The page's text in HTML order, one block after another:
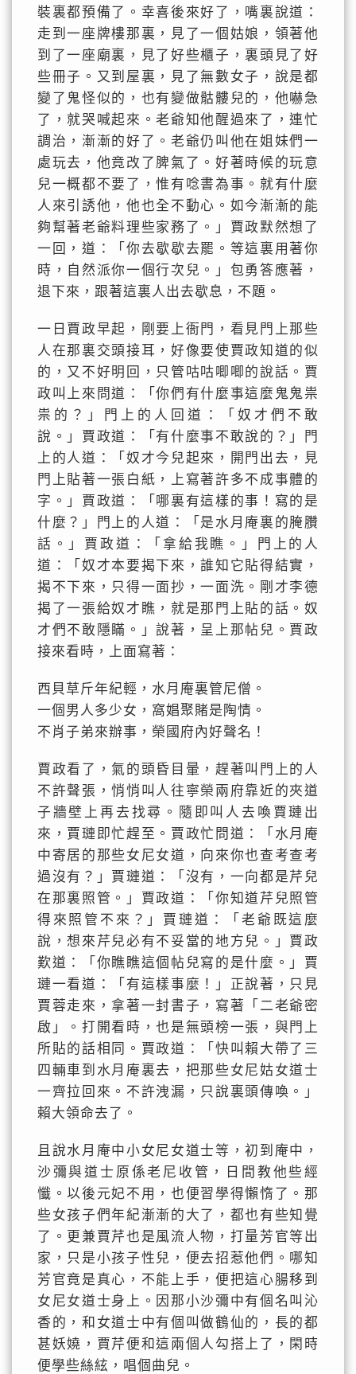
裝裏都預備了。幸喜後來好了，嘴裏說道：
走到一座牌樓那裏，見了一個姑娘，領著他
到了一座廟裏，見了好些櫃子，裏頭見了好
些冊子。又到屋裏，見了無數女子，說是都
變了鬼怪似的，也有變做骷髏兒的，他嚇急
了，就哭喊起來。老爺知他醒過來了，連忙
調治，漸漸的好了。老爺仍叫他在姐妹們一
處玩去，他竟改了脾氣了。好著時候的玩意
兒一概都不要了，惟有唸書為事。就有什麼
人來引誘他，他也全不動心。如今漸漸的能
夠幫著老爺料理些家務了。」賈政默然想了
一回，道：「你去歇歇去罷。等這裏用著你
時，自然派你一個行次兒。」包勇答應著，
退下來，跟著這裏人出去歇息，不題。
一日賈政早起，剛要上衙門，看見門上那些
人在那裏交頭接耳，好像要使賈政知道的似
的，又不好明回，只管咕咕唧唧的說話。賈
政叫上來問道：「你們有什麼事這麼鬼鬼祟
祟的？」門上的人回道：「奴才們不敢
說。」賈政道：「有什麼事不敢說的？」門
上的人道：「奴才今兒起來，開門出去，見
門上貼著一張白紙，上寫著許多不成事體的
字。」賈政道：「哪裏有這樣的事！寫的是
什麼？」門上的人道：「是水月庵裏的腌臢
話。」賈政道：「拿給我瞧。」門上的人
道：「奴才本要揭下來，誰知它貼得結實，
揭不下來，只得一面抄，一面洗。剛才李德
揭了一張給奴才瞧，就是那門上貼的話。奴
才們不敢隱瞞。」說著，呈上那帖兒。賈政
接來看時，上面寫著：
西貝草斤年紀輕，水月庵裏管尼僧。
一個男人多少女，窩娼聚賭是陶情。
不肖子弟來辦事，榮國府內好聲名！
賈政看了，氣的頭昏目暈，趕著叫門上的人
不許聲張，悄悄叫人往寧榮兩府靠近的夾道
子牆壁上再去找尋。隨即叫人去喚賈璉出
來，賈璉即忙趕至。賈政忙問道：「水月庵
中寄居的那些女尼女道，向來你也查考查考
過沒有？」賈璉道：「沒有，一向都是芹兒
在那裏照管。」賈政道：「你知道芹兒照管
得來照管不來？」賈璉道：「老爺既這麼
說，想來芹兒必有不妥當的地方兒。」賈政
歎道：「你瞧瞧這個帖兒寫的是什麼。」賈
璉一看道：「有這樣事麼！」正說著，只見
賈蓉走來，拿著一封書子，寫著「二老爺密
啟」。打開看時，也是無頭榜一張，與門上
所貼的話相同。賈政道：「快叫賴大帶了三
四輛車到水月庵裏去，把那些女尼姑女道士
一齊拉回來。不許洩漏，只說裏頭傳喚。」
賴大領命去了。
且說水月庵中小女尼女道士等，初到庵中，
沙彌與道士原係老尼收管，日間教他些經
懺。以後元妃不用，也便習學得懶惰了。那
些女孩子們年紀漸漸的大了，都也有些知覺
了。更兼賈芹也是風流人物，打量芳官等出
家，只是小孩子性兒，便去招惹他們。哪知
芳官竟是真心，不能上手，便把這心腸移到
女尼女道士身上。因那小沙彌中有個名叫沁
香的，和女道士中有個叫做鶴仙的，長的都
甚妖嬈，賈芹便和這兩個人勾搭上了，閑時
便學些絲絃，唱個曲兒。